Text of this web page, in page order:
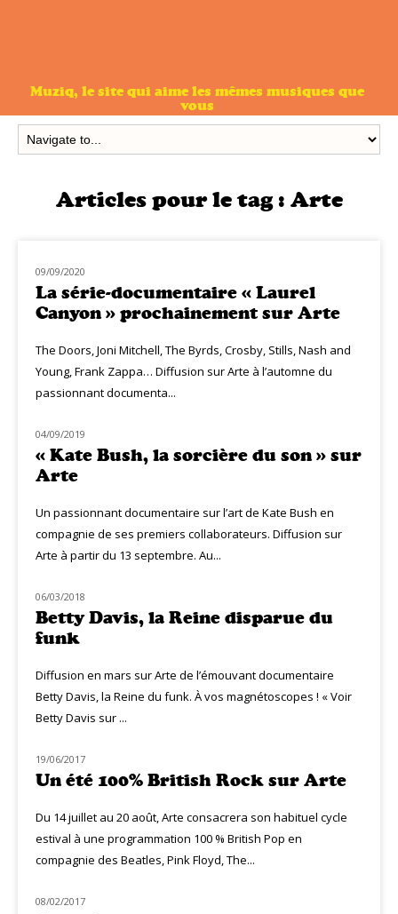
Muziq, le site qui aime les mêmes musiques que
vous
Articles pour le tag : Arte
MUZIQ NEWS
09/09/2020
La série-documentaire « Laurel
Canyon » prochainement sur Arte
The Doors, Joni Mitchell, The Byrds, Crosby, Stills, Nash and
Young, Frank Zappa… Diffusion sur Arte à l’automne du
passionnant documenta...
MUZIQ NEWS
04/09/2019
« Kate Bush, la sorcière du son » sur
Arte
Un passionnant documentaire sur l’art de Kate Bush en
compagnie de ses premiers collaborateurs. Diffusion sur
Arte à partir du 13 septembre. Au...
MUZIQ NEWS
06/03/2018
Betty Davis, la Reine disparue du
funk
Diffusion en mars sur Arte de l’émouvant documentaire
Betty Davis, la Reine du funk. À vos magnétoscopes ! « Voir
Betty Davis sur ...
MUZIQ NEWS
19/06/2017
Un été 100% British Rock sur Arte
Du 14 juillet au 20 août, Arte consacrera son habituel cycle
estival à une programmation 100 % British Pop en
compagnie des Beatles, Pink Floyd, The...
MUZIQ NEWS
08/02/2017